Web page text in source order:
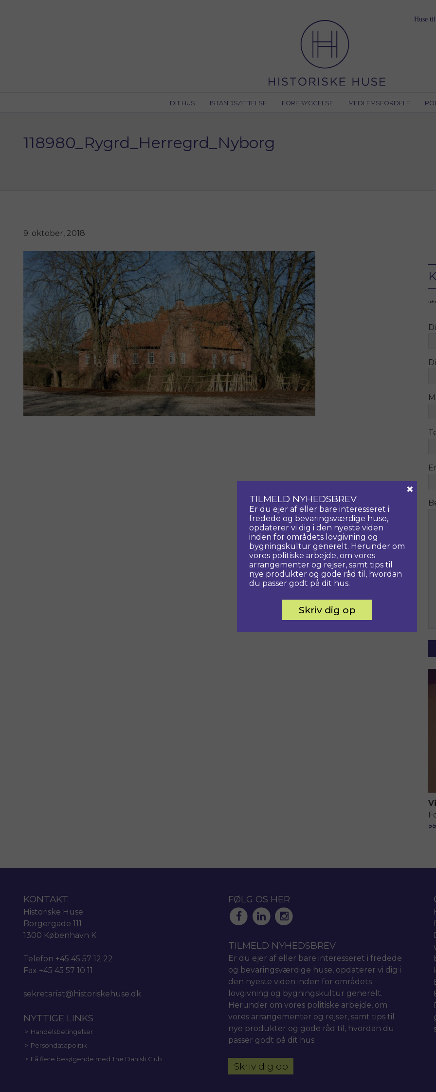
DIT HUS ISTANDSÆTTELSE FOREBYGGELSE MEDLEMSFORDELE
Huse
118980_Rygrd_Herregrd_Nyborg
9. oktober, 2018
"*
KONTAKT
Historiske Huse
Borgergade 111
1300 København K
Telefon +45 45 57 12 22
Fax +45 45 57 10 11
sekretariat@historiskehuse.dk
NYTTIGE LINKS
Handelsbetingelser
Persondatapolitik
Få flere besøgende med The Danish Club
FØLG OS HER
TILMELD NYHEDSBREV
Er du ejer af eller bare interesseret i fredede
og bevaringsværdige huse, opdaterer vi dig i
den nyeste viden inden for områdets
lovgivning og bygningskultur generelt.
Herunder om vores politiske arbejde, om
vores arrangementer og rejser, samt tips til
nye produkter og gode råd til, hvordan du
passer godt på dit hus.
Skriv dig op
TILMELD NYHEDSBREV
Er du ejer af eller bare interesseret i
fredede og bevaringsværdige huse,
opdaterer vi dig i den nyeste viden
inden for områdets lovgivning og
bygningskultur generelt. Herunder om
vores politiske arbejde, om vores
arrangementer og rejser, samt tips til
nye produkter og gode råd til, hvordan
du passer godt på dit hus.
Skriv dig op
×